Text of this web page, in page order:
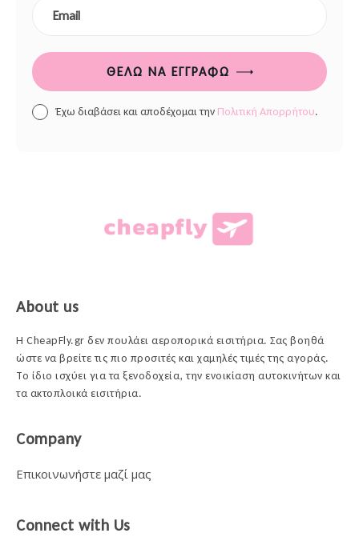
ΘΈΛΩ ΝΑ ΕΓΓΡΑΦΏ
Έχω διαβάσει και αποδέχομαι την Πολιτική Απορρήτου.
About us
Η CheapFly.gr δεν πουλάει αεροπορικά εισιτήρια. Σας βοηθά
ώστε να βρείτε τις πιο προσιτές και χαμηλές τιμές της αγοράς.
Το ίδιο ισχύει για τα ξενοδοχεία, την ενοικίαση αυτοκινήτων και
τα ακτοπλοικά εισιτήρια.
Company
Επικοινωνήστε μαζί μας
Connect with Us